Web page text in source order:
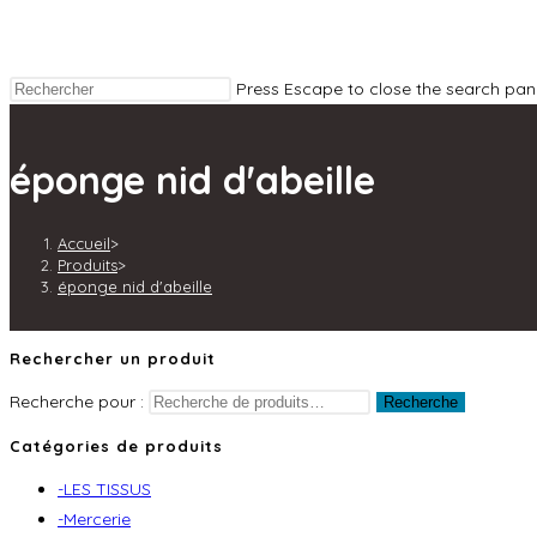
Press Escape to close the search
éponge nid d'abeille
Accueil>
Produits>
éponge nid d'abeille
Rechercher un produit
Recherche pour : Recherche
Catégories de produits
-LES TISSUS
-Mercerie